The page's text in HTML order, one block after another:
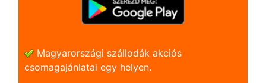
Magyarországi szállodák akciós
csomagajánlatai egy helyen.